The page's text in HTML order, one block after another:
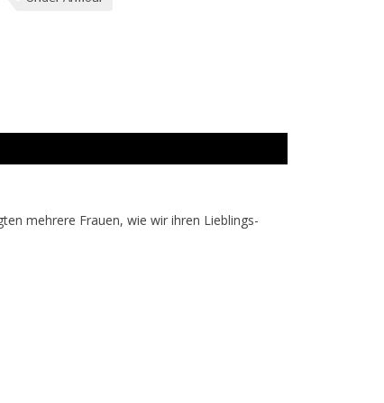
mehrere Frauen, wie wir ihren Lieblings-